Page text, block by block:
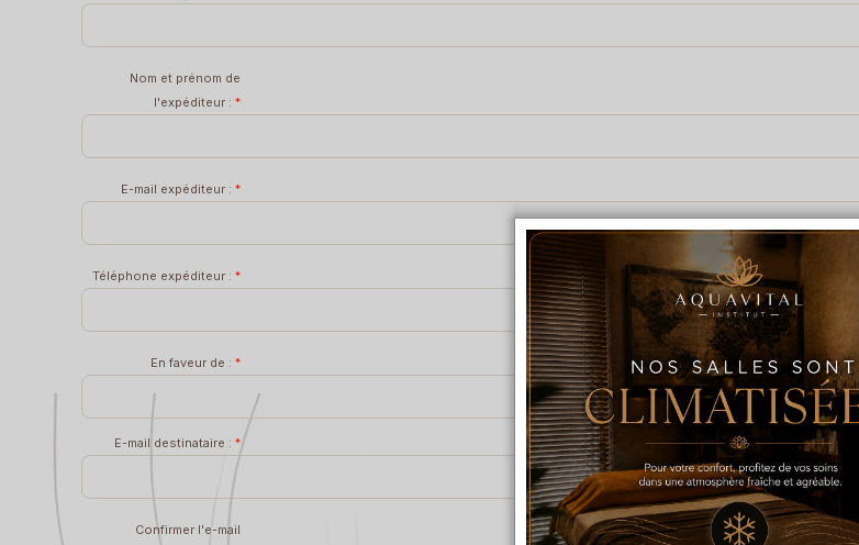
Nom et prénom de
l'expéditeur :*
E-mail expéditeur :*
Téléphone expéditeur :*
En faveur de :*
E-mail destinataire :*
Confirmer l'e-mail